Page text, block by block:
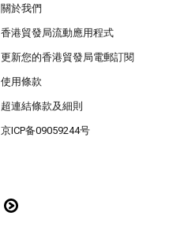
關於我們
香港貿發局流動應用程式
更新您的香港貿發局電郵訂閱
使用條款
超連結條款及細則
京ICP备09059244号